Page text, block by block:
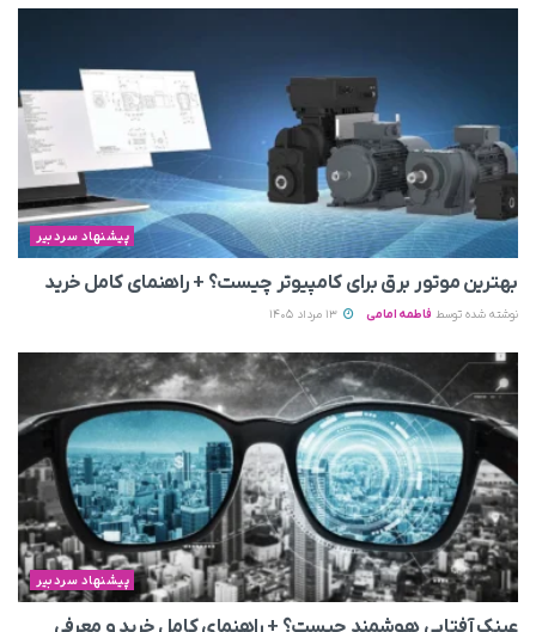
پیشنهاد سردبیر
بهترین موتور برق برای کامپیوتر چیست؟ + راهنمای کامل خرید
نوشته شده توسط فاطمه امامی
پیشنهاد سردبیر